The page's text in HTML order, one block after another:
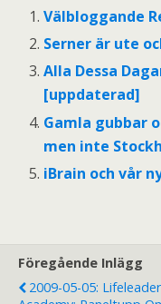
Välbloggande
Serner är ute
Alla Dessa
[uppdaterad]
Gamla gubbar
men inte
iBrain och vår
Föregående Inlägg
2009-05-05: Lifeleader